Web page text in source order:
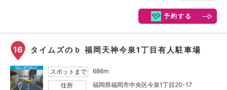
予約する
16 タイムズのｂ 福岡天神今泉1丁目有人駐車場
スポットまで
686m
住所
福岡県福岡市中央区今泉1丁目20-17